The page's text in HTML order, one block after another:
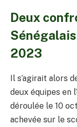
Deux
2023
Il s’agirait alors
deux équipes en
déroulée le 10
achevée sur le